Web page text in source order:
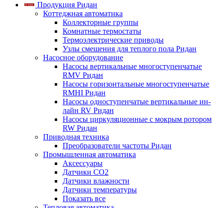
Продукция Ридан
Коттеджная автоматика
Коллекторные группы
Комнатные термостаты
Термоэлектрические приводы
Узлы смешения для теплого пола Ридан
Насосное оборудование
Насосы вертикальные многоступенчатые
RMV Ридан
Насосы горизонтальные многоступенчатые
RMHI Ридан
Насосы одноступенчатые вертикальные ин-
лайн RV Ридан
Насосы циркуляционные с мокрым ротором
RW Ридан
Приводная техника
Преобразователи частоты Ридан
Промышленная автоматика
Аксессуары
Датчики CO2
Датчики влажности
Датчики температуры
Показать все